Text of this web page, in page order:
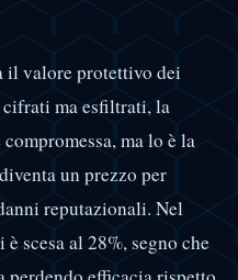
il valore protettivo dei
cifrati ma esfiltrati, la
ma lo è la
un prezzo per
reputazionali. Nel
scesa al 28%, segno che